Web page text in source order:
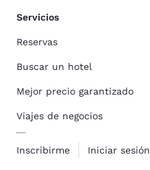
Servicios
Reservas
Buscar un hotel
Mejor precio garantizado
Viajes de negocios
Inscribirme Iniciar sesión